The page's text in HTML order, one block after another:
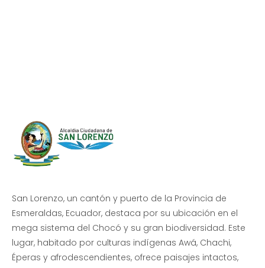
San Lorenzo, un cantón y puerto de la Provincia de
Esmeraldas, Ecuador, destaca por su ubicación en el
mega sistema del Chocó y su gran biodiversidad. Este
lugar, habitado por culturas indígenas Awá, Chachi,
Éperas y afrodescendientes, ofrece paisajes intactos,